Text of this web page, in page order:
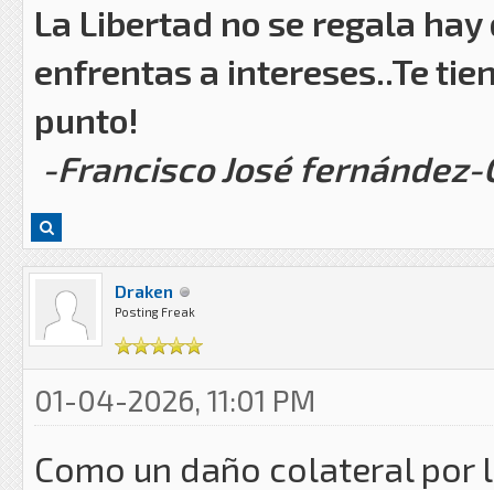
La Libertad no se regala
enfrentas a intereses..Te
punto!
-Francisco José
Draken
Posting Freak
01-04-2026, 11:01 PM
Como un daño colateral por